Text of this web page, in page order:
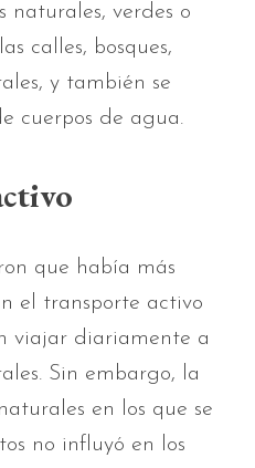
naturales, verdes o
calles, bosques,
y también se
cuerpos de agua.
que había más
el transporte activo
viajar diariamente a
Sin embargo, la
en los que se
no influyó en los